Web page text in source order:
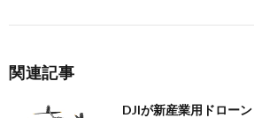
関連記事
DJIが新産業用ドロー